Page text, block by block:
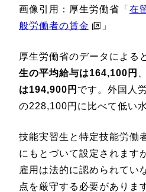
画像引用：厚生労働省「 在
般労働者の賃金
」
厚生労働省のデータによる
生の平均給与は164,100円
は194,900円 です。外国人
の228,100円に比べて低い
技能実習生と特定技能労働
にもとづいて設定されます
雇用は法的に認められてい
点を厳守する必要がありま